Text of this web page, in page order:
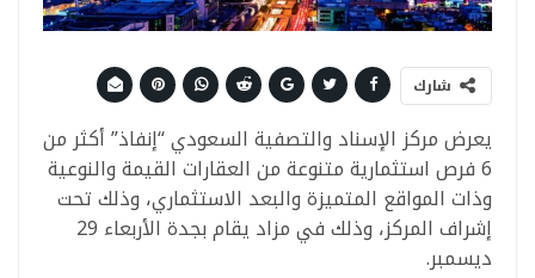
شارك
يعرض مركز الإسناد والتصفية السعودي “إنفاذ” أكثر من
6 فرص استثمارية متنوعة من العقارات القيمة والنوعية
وذات المواقع المتميزة والبعد الاستثماري، وذلك تحت
إشراف المركز، وذلك في مزاد يقام بجدة الأربعاء 29
ديسمبر.